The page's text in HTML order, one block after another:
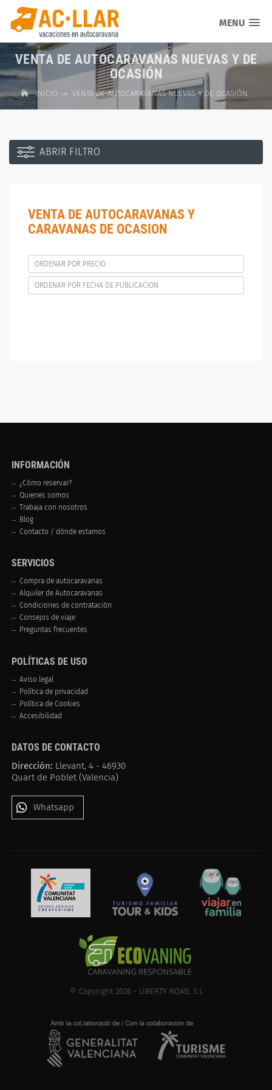
MENU
VENTA DE AUTOCARAVANAS NUEVAS Y DE
OCASIÓN
INICIO VENTA DE AUTOCARAVANAS NUEVAS Y DE OCASIÓN
ABRIR FILTRO
VENTA DE AUTOCARAVANAS Y
CARAVANAS DE OCASION
ORDENAR POR PRECIO
ORDENAR POR FECHA DE PUBLICACION
INFORMACIÓN
¿Cómo reservar?
Quienes somos
Trabaja con nosotros
Blog
Contacto / dónde estamos
SERVICIOS
Compra de autocaravanas
Alquiler de Autocaravanas
Condiciones de contratación
Consejos de viaje
Preguntas frecuentes
POLÍTICAS DE USO
Aviso legal
Política de privacidad
Política de Cookies
Accesibilidad
DATOS DE CONTACTO
Dirección: Llevant, 4 - 46930
Quart de Poblet (Valencia)
Whatsapp
© Copyright 2026 - LIBERTY ROAD, S.L